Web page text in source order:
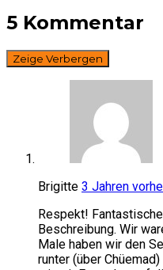
5 Kommentar
Zeige Verbergen
Brigitte 3 Jahren
Respekt!
Beschreibung. Wir
Male haben wir den
runter (über